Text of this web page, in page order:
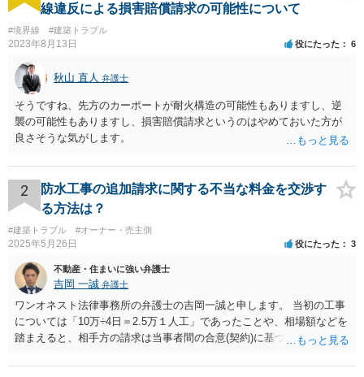
線違反による損害賠償請求の可能性について
#境界線 #建築トラブル
2023年8月13日 役にたった 6
秋山 直人 弁護士
そうですね、先方のカーポートが耐火構造の可能性もありますし、逆
襲の可能性もありますし、損害賠償請求というのはやめておいた方が
良さそうな気がします。
2
防水工事の追加請求に関する不当な料金を交渉す
る方法は？
#建築トラブル #オーナー・売主側
2025年5月26日 役にたった 3
不動産・住まいに強い弁護士
吉岡 一誠 弁護士
ワンオネスト法律事務所の弁護士の吉岡一誠と申します。 当初の工事
については「10万÷4日＝2.5万１人工」であったことや、相場額などを
踏まえると、相手方の請求は当事者間の合意(契約)に基づかない不当な
か支払う意向がない旨を伝えて、減額の交渉をすべきでしょう。 相手